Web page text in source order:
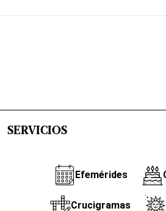
SERVICIOS
Efemérides
Crucigramas